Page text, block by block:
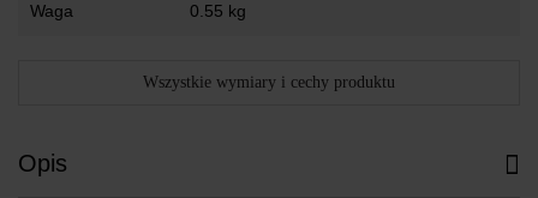
Waga 0.55 kg
Wszystkie wymiary i cechy produktu
Opis